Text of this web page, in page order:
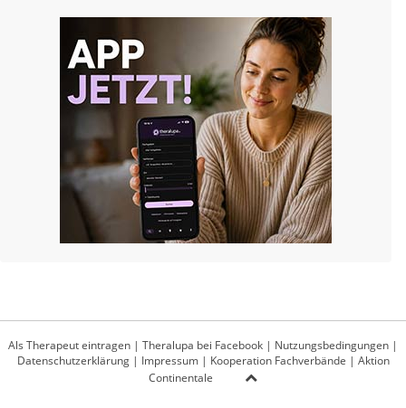
Als Therapeut eintragen | Theralupa bei Facebook | Nutzungsbedingungen |
Datenschutzerklärung| Impressum| Kooperation Fachverbände | Aktion
Continentale